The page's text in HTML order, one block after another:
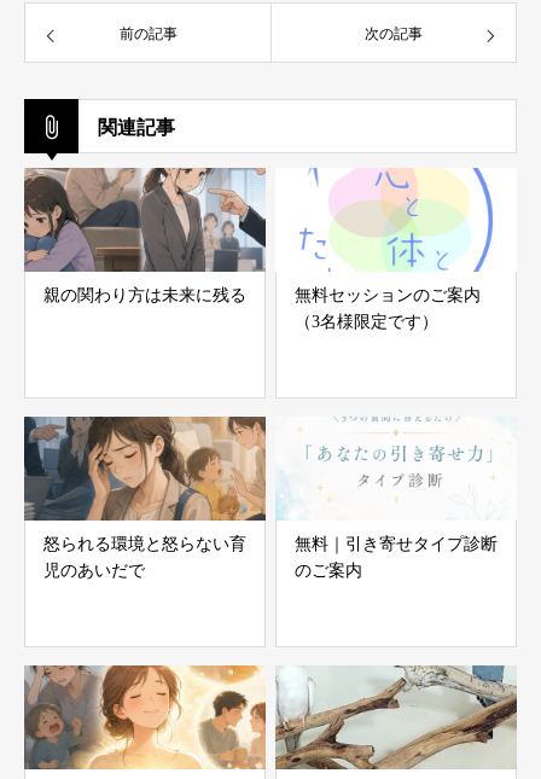
前の記事 次の記事
関連記事
親の関わり方は未来に残る
無料セッションのご案内
（3名様限定です）
怒られる環境と怒らない育
児のあいだで
無料｜引き寄せタイプ診断
のご案内